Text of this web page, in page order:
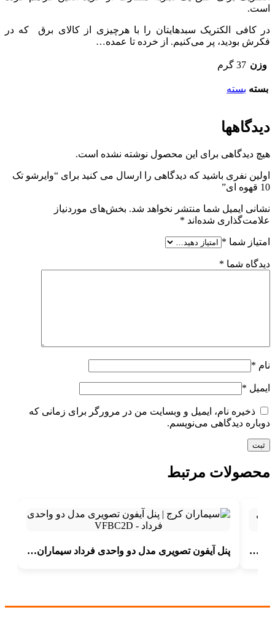
است.
در کافی الکتریک سبدهایتان را با هرچیزی از کالای برق که در
فکرش بودید، پر می‌کنیم. از خرده تا عمده…
وزن 37 گرم
بسته بسته
دیدگاهها
هیچ دیدگاهی برای این محصول نوشته نشده است.
اولین نفری باشید که دیدگاهی را ارسال می کنید برای “وایرشو تک
10 قهوه ای”
نشانی ایمیل شما منتشر نخواهد شد. بخش‌های موردنیاز
علامت‌گذاری شده‌اند *
امتیاز شما *
دیدگاه شما *
نام *
ایمیل *
ذخیره نام، ایمیل و وبسایت من در مرورگر برای زمانی که
دوباره دیدگاهی می‌نویسم.
محصولات مرتبط
پنل آیفون تصویری فوژان سه واحدی سیماران مدل VFC3 پنل آیفون تصویری مدل دو واحدی فرداد سیماران VFBC2D